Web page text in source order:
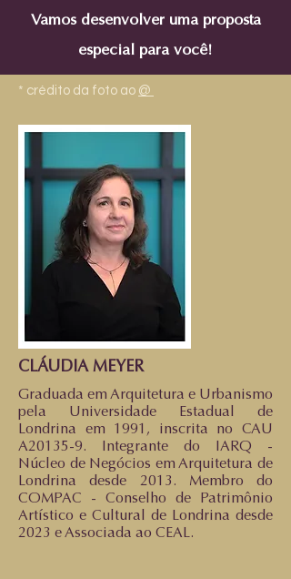
Vamos desenvolver uma proposta
especial para você!
* crédito da foto ao @
CLÁUDIA MEYER
Graduada em Arquitetura e Urbanismo
pela Universidade Estadual de
Londrina em 1991, inscrita no CAU
A20135-9. Integrante do IARQ -
Núcleo de Negócios em Arquitetura de
Londrina desde 2013. Membro do
COMPAC - Conselho de Patrimônio
Artístico e Cultural de Londrina desde
2023 e Associada ao CEAL.